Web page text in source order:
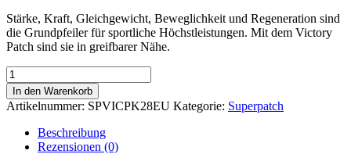
Stärke, Kraft, Gleichgewicht, Beweglichkeit und Regeneration sind
die Grundpfeiler für sportliche Höchstleistungen. Mit dem Victory
Patch sind sie in greifbarer Nähe.
Victory
Super
Patch
Menge
In den Warenkorb
Artikelnummer: SPVICPK28EU Kategorie: Superpatch
Beschreibung
Rezensionen (0)